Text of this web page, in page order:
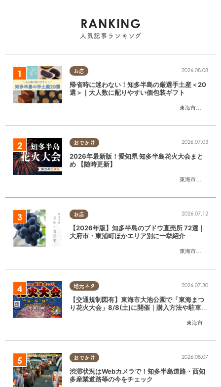
RANKING
人気記事ランキング
お店
東海市大府市
2026.08.08
帰省時に迷わない！知多半島の厳選手土産＜20
選＞｜大人数に配りやすい個包装ギフト
おでかけ
東海市大府市
2026.07.03
2026年最新版！愛知県 知多半島花火大会まと
め 【随時更新】
お店
東海市大府市
2026.07.12
【2026年版】知多半島のブドウ直売所 72選｜
大府市・東浦町ほかエリア別に一挙紹介
地元ネタ
東海市
2026.07.30
【交通規制図有】東海市大池公園で「東海まつ
り花火大会」8/8(土)に開催｜購入方法や駐車場
おでかけ 2026.08.07
渋滞状況はWebカメラで！知多半島道路・西知
多産業道路等の今をチェック